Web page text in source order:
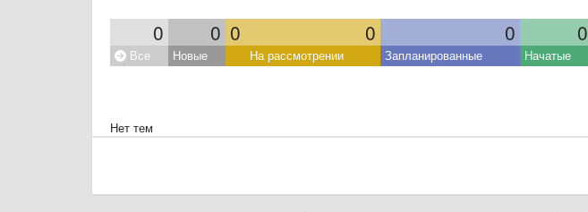
0 0 0 0 0 0
Все Новые На рассмотрении Запланированные Начатые
Нет тем